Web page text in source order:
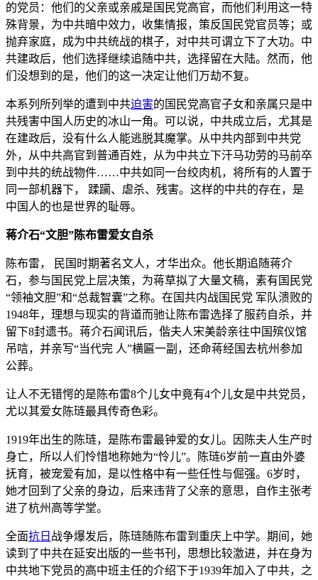
的党员：他们的父亲或亲戚是国民党高官，而他们利用这一特
殊背景，为中共暗中效力，收集情报，策反国民党官员等；或
抛弃家庭，成为中共统战的棋子，对中共可谓立下了大功。中
共建政后，他们选择继续追随中共，选择留在大陆。然而，他
们没想到的是，他们的这一决定让他们万劫不复。
本系列所列举的遭到中共迫害的国民党高官子女和亲属只是中
共残害中国人历史的冰山一角。可以说，中共成立后，尤其是
在建政后，没有什么人能逃脱其魔掌。从中共内部到中共党
外，从中共高官到普通百姓，从为中共立下汗马功劳的马前卒
到中共的统战物件……中共如同一台绞肉机，将所有的人置于
同一部机器下， 蹂躏、虐杀、残害。这样的中共的存在，是
中国人的也是世界的耻辱。
蒋介石“文胆”陈布雷爱女自杀
陈布雷， 民国时期著名文人，才华出众。他长期追随蒋介
石，参与国民党上层决策，为蒋草拟了大量文稿，素有国民党
“领袖文胆”和“总裁智囊”之称。在国共内战国民党 军队溃败的
1948年，理想与现实的背道而驰让陈布雷选择了服药自杀，并
留下8封遗书。蒋介石闻讯后，偕夫人宋美龄亲往中国殡仪馆
吊唁，并亲写“当代完 人”横匾一副，还命蒋经国去杭州参加
公葬。
让人不无错愕的是陈布雷8个儿女中竟有4个儿女是中共党员，
尤以其爱女陈琏最具传奇色彩。
1919年出生的陈琏，是陈布雷最钟爱的女儿。因陈夫人生产时
身亡，所以人们怜惜地称她为“怜儿”。陈琏6岁前一直由外婆
抚育，被宠爱有加，是以性格中有一些任性与倔强。6岁时，
她才回到了父亲的身边，后来违背了父亲的意思，自作主张考
进了杭州高等学堂。
全面抗日 战争爆发后，陈琏随陈布雷到重庆上中学。期间，她
读到了中共在延安出版的一些书刊，思想比较激进，并在身为
中共地下党员的高中班主任的介绍下于1939年加入了中共，之